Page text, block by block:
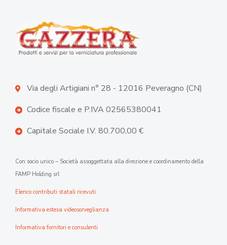
Via degli Artigiani n° 28 - 12016 Peveragno (CN)
Codice fiscale e P.IVA 02565380041
Capitale Sociale I.V. 80.700,00 €
Con socio unico – Società assoggettata alla direzione e coordinamento della
FAMP Holding srl
Elenco contributi statali ricevuti
Informativa estesa videosorveglianza
Informativa fornitori e consulenti